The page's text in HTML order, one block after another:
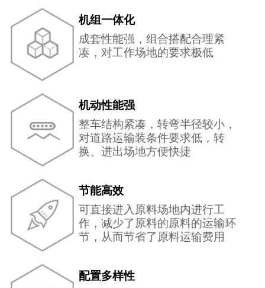
机组一体化
成套性能强，组合搭配合理紧
凑，对工作场地的要求极低
机动性能强
整车结构紧凑，转弯半径较小，
对道路运输装条件要求低，转
换、进出场地方便快捷
节能高效
可直接进入原料场地内进行工
作，减少了原料的原料的运输环
节，从而节省了原料运输费用
配置多样性